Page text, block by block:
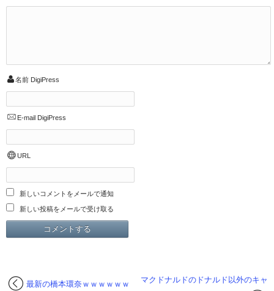
名前 DigiPress
E-mail DigiPress
URL
新しいコメントをメールで通知
新しい投稿をメールで受け取る
マクドナルドのドナルド以外のキャ
最新の橋本環奈ｗｗｗｗｗｗ